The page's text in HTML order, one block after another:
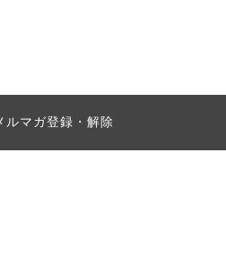
ワークショップ
チョコストとは？
ルマガ登録・解除